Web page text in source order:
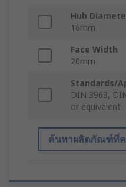
Hub
16mm
Face Width
20mm
Standards/
DIN 3963,
or equivalent
ค้นหาผลิตภัณฑ์ที่